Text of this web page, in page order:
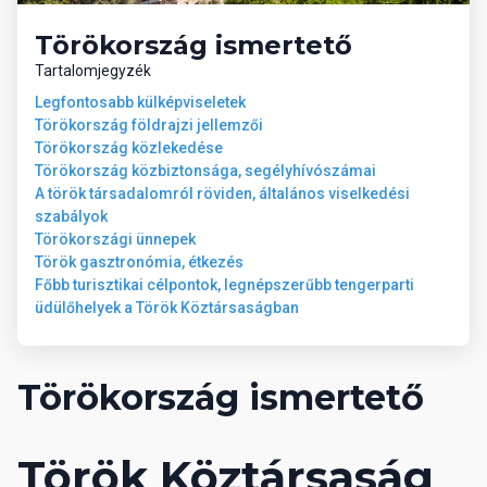
animációs programok
fitneszterem
teniszpálya
kosárlabda
strandröplabda
asztalitenisz
minigolf
07 Sport és szórakozás térítés ellenében
spa-központ
szauna
hammam
biliárd
bowling
08 Ellátás
Ultra All Inclusive: minden étkezés büférendszerben,
Törökország ismertető
Tartalomjegyzék
Legfontosabb külképviseletek
Törökország földrajzi jellemzői
Törökország közlekedése
Törökország közbiztonsága, segélyhívószámai
A török társadalomról röviden, általános viselkedési
szabályok
Törökországi ünnepek
Török gasztronómia, étkezés
Főbb turisztikai célpontok, legnépszerűbb tengerparti
üdülőhelyek a Török Köztársaságban
Törökország ismertető
Török Köztársaság